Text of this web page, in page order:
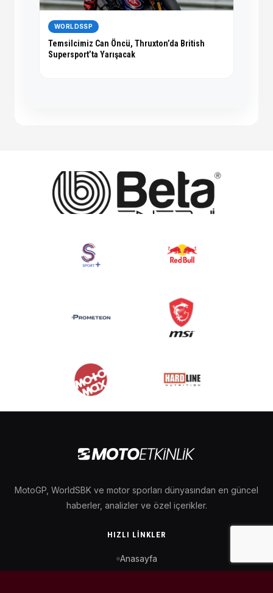
WORLDSSP
Temsilcimiz Can Öncü, Thruxton’da British
Supersport’ta Yarışacak
MotoGP, WorldSBK ve motor sporları dünyasından en güncel
haberler, analizler ve özel içerikler.
HIZLI LINKLER
Anasayfa